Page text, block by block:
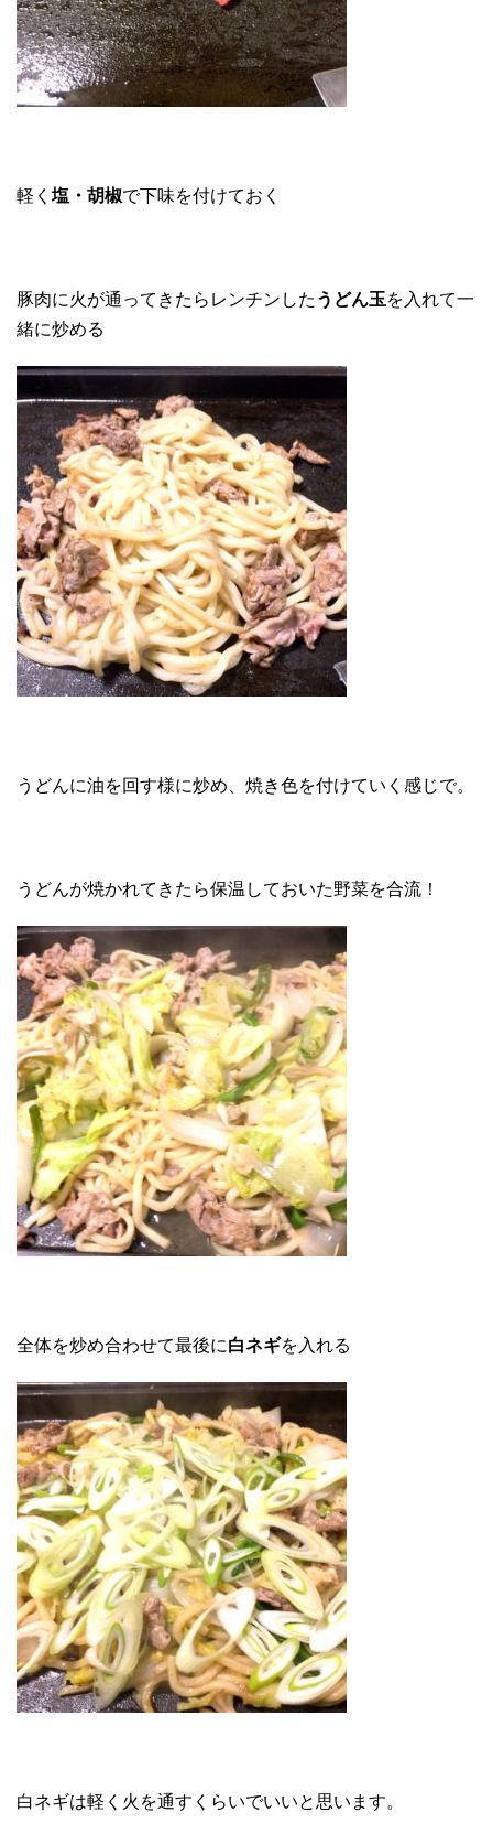
軽く 塩・胡椒で下味を付けておく
豚肉に火が通ってきたらレンチンした うどん玉を入れて一
緒に炒める
うどんに油を回す様に炒め、焼き色を付けていく感じで。
うどんが焼かれてきたら保温しておいた野菜を合流！
全体を炒め合わせて最後に白ネギを入れる
白ネギは軽く火を通すくらいでいいと思います。